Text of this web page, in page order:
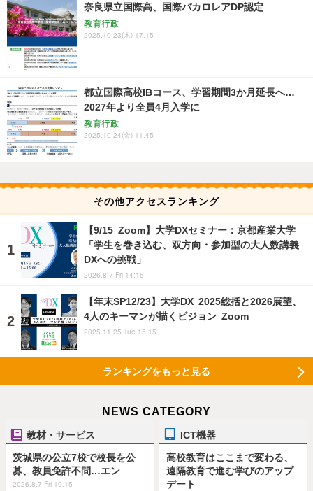
奈良県立国際高、国際バカロレアDP認定
教育行政
2025.10.23(木) 17:15
都立国際高校IBコース、学習期間3か月延長へ…
2027年より全員4月入学に
教育行政
2025.10.24(金) 11:45
その他アクセスランキング
【9/15 Zoom】大学DXセミナー：京都産業大学
「学生を巻き込む、双方向・参加型の大人数講義
DXへの挑戦」
2026.8.7 Fri 14:15
【年末SP12/23】大学DX 2025総括と2026展望、
4人のキーマンが描くビジョン Zoom
2025.11.25 Tue 15:15
ランキングをもっと見る
NEWS CATEGORY
教材・サービス
茨城県の公立7校で校長を公
募、教員免許不問…エン
2026.8.7 Fri 19:15
ICT機器
高校教育はここまで変わる、
遠隔教育で進む学びのアップ
デート